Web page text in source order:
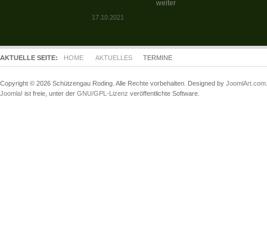
weiter
17.10.2021
AKTUELLE SEITE: HOME AKTUELLES TERMINE
Copyright © 2026 Schützengau Roding. Alle Rechte vorbehalten. Designed by JoomlArt.com
Joomla! ist freie, unter der GNU/GPL-Lizenz veröffentlichte Software.